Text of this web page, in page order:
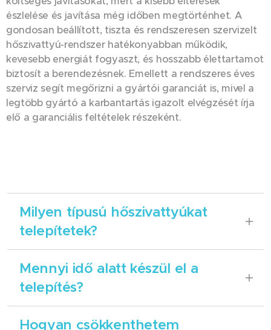
észlelése és javítása még időben megtörténhet. A
gondosan beállított, tiszta és rendszeresen szervizelt
hőszivattyú-rendszer hatékonyabban működik,
kevesebb energiát fogyaszt, és hosszabb élettartamot
biztosít a berendezésnek. Emellett a rendszeres éves
szerviz segít megőrizni a gyártói garanciát is, mivel a
legtöbb gyártó a karbantartás igazolt elvégzését írja
elő a garanciális feltételek részeként.
Milyen típusú hőszivattyúkat
telepítetek?
telepítünk családi házakba és kisebb
üzletekbe, mivel ezek kiválóan illeszkednek a
Mennyi idő alatt készül el a
telepítés?
telepítése jellemzően 1–3 napot vesz
Hogyan csökkenthetem